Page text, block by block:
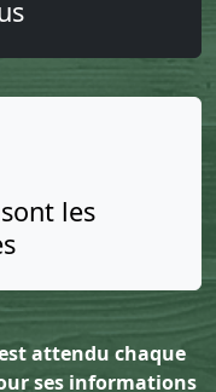
les
attendu chaque
ses informations